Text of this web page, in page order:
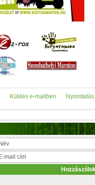
Nyomtatás
Küldés e-mailben